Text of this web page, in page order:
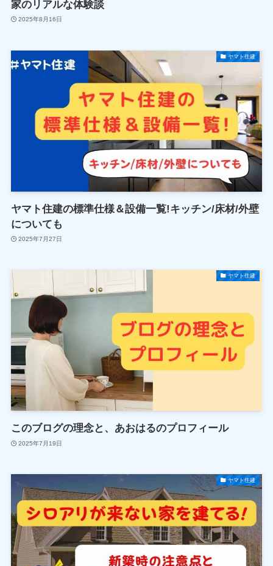
家のリアルな体験談
2025年8月16日
ヤマト住建
ヤマト住建の標準仕様＆設備一覧!キッチン/床材/外壁
についても
2025年7月27日
ヤマト住建
このブログの理念と、あおはるのプロフィール
2025年7月19日
ヤマト住建